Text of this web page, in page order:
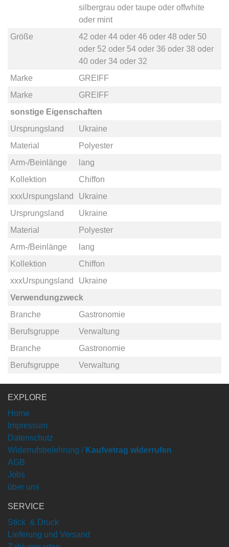
silbergrau oder taupe oder offwhite
oder mint
Größe
42 oder 44oder 46 oder 48 oder 50
oder 52 oder 54oder 36 oder 38 oder
40oder 34oder 32
Marke
GREIFF
Marke
GREIFF
sonstige Eigenschaften
Ursprungsland
Ukraine
Material
Polyester
Arm-/Beinlänge
lang
Kollektion
Chiffon
xxxUrspungsland
Ukraine
Ursprungsland
Ukraine
Material
Polyester
Arm-/Beinlänge
lang
Kollektion
Chiffon
xxxUrspungsland
Ukraine
Verwendungzweck
Branche
Gastronomie
Berufsgruppe
Verwaltung
Branche
Gastronomie
Berufsgruppe
Verwaltung
EXPLORE
Home
Impressum
Datenschutz
Widerrufsbelehrung / Kaufvetrag widerrufen
AGB
Jobs
über uns
SERVICE
Stick & Druck
Lieferung und Versand